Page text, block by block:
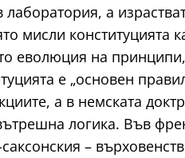
а
мисли конституцията
еволюция на
е „основен
а в немската
логика. Във
–